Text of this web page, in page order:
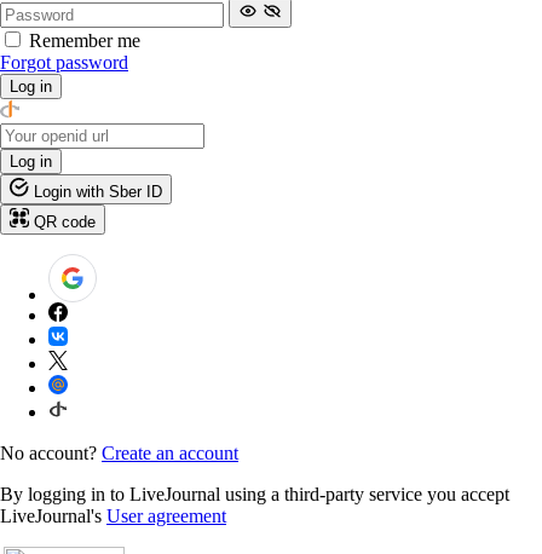
Remember me
Forgot password
Log in
Log in
Login with Sber ID
QR code
No account? Create an account
By logging in to LiveJournal using a third-party service you accept
LiveJournal's User agreement